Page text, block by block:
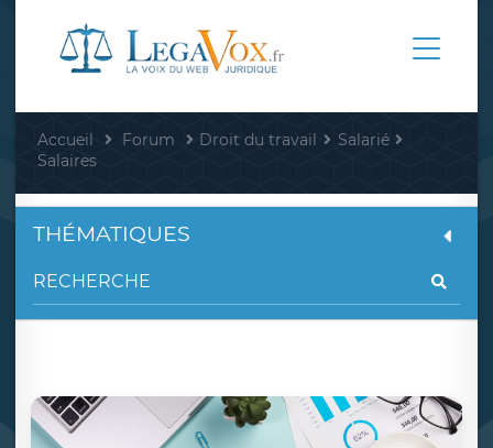
Accueil Forum Droit du travail
Salarié
Salaires
THÉMATIQUES